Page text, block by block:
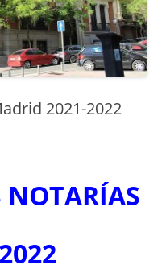
2021-2022
NOTARÍAS